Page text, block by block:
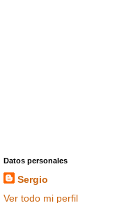
Datos personales
Sergio
Ver todo mi perfil